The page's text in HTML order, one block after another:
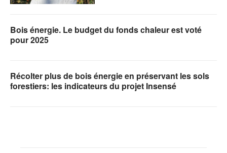
Bois énergie. Le budget du fonds chaleur est voté
pour 2025
Récolter plus de bois énergie en préservant les sols
forestiers: les indicateurs du projet Insensé